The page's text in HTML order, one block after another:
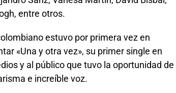
entre otros.
estuvo por primera vez en
«Una y otra vez», su primer single en
y al público que tuvo la oportunidad de
e increíble voz.